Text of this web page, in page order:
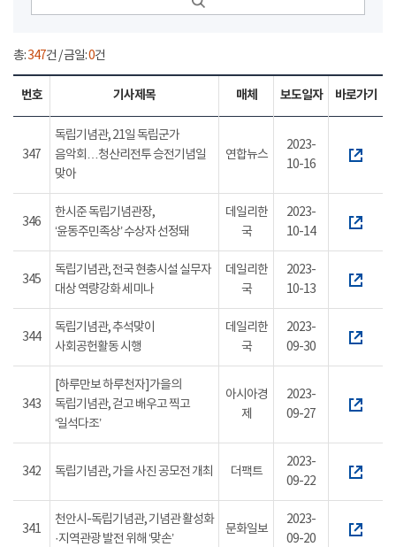
총:347건 / 금일:0건
번호 기사제목 매체 보도일자 바로가기
347
독립기념관, 21일 독립군가
음악회…청산리전투 승전기념일
맞아
연합뉴스
2023-
10-16
346
한시준 독립기념관장,
‘윤동주민족상’ 수상자 선정돼
데일리한
국
2023-
10-14
345
독립기념관, 전국 현충시설 실무자
대상 역량강화 세미나
데일리한
국
2023-
10-13
344
독립기념관, 추석맞이
사회공헌활동 시행
데일리한
국
2023-
09-30
343
[하루만보 하루천자]가을의
독립기념관, 걷고 배우고 찍고
‘일석다조’
아시아경
제
2023-
09-27
342 독립기념관, 가을 사진 공모전 개최 더팩트
2023-
09-22
341
천안시-독립기념관, 기념관 활성화
·지역관광 발전 위해 ‘맞손’
문화일보
2023-
09-20